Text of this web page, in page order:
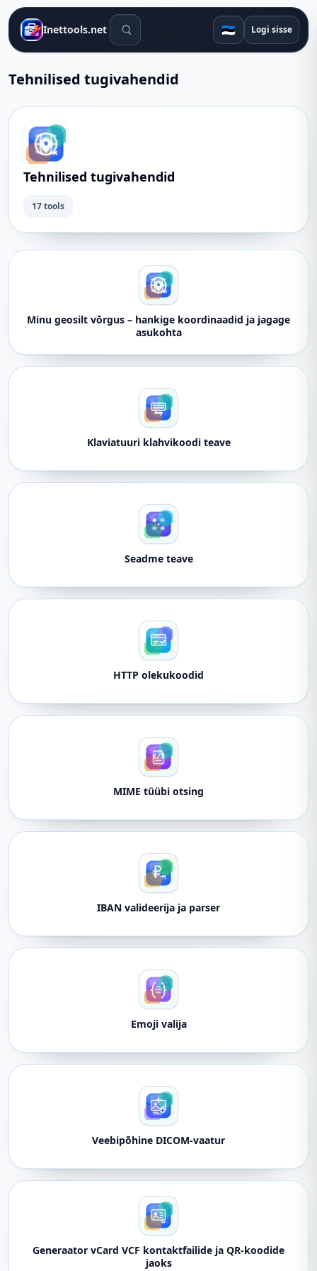
Inettools.net Otsingutööriistad 🇪🇪 Logi sisse
Tehnilised tugivahendid
Tehnilised tugivahendid
17 tools
Minu geosilt võrgus – hankige koordinaadid ja jagage
asukohta
Klaviatuuri klahvikoodi teave
Seadme teave
HTTP olekukoodid
MIME tüübi otsing
IBAN valideerija ja parser
Emoji valija
Veebipõhine DICOM-vaatur
Generaator vCard VCF kontaktfailide ja QR-koodide
jaoks